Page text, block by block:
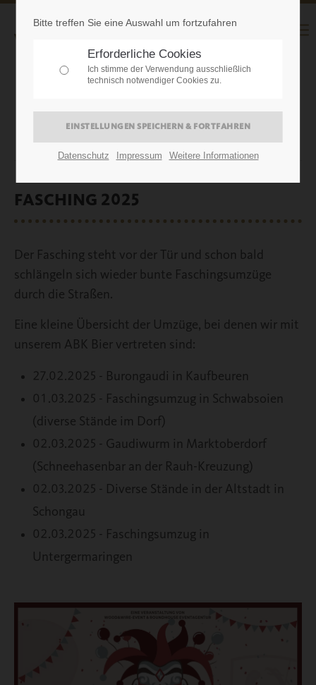
FASCHING 2025
Der Fasching steht vor der Tür und schon bald
schlängeln sich wieder bunte Faschingsumzüge
durch die Straßen.
Eine kleine Übersicht der Umzüge, bei denen wir mit
unserem ABK Bier vertreten sind:
27.02.2025 - Burongaudi in Kaufbeuren
01.03.2025 - Faschingsumzug in Schwabsoien
(diverse Stände im Dorf)
02.03.2025 - Gaudiwurm in Marktoberdorf
(Schneehasenbar an der Rauh-Kreuzung)
02.03.2025 - Diverse Stände in der Altstadt in
Schongau
02.03.2025 - Faschingsumzug in
Untergermaringen
Bitte treffen Sie eine Auswahl um fortzufahren
Erforderliche Cookies
Ich stimme der Verwendung ausschließlich
technisch notwendiger Cookies zu.
Datenschutz Impressum Weitere Informationen